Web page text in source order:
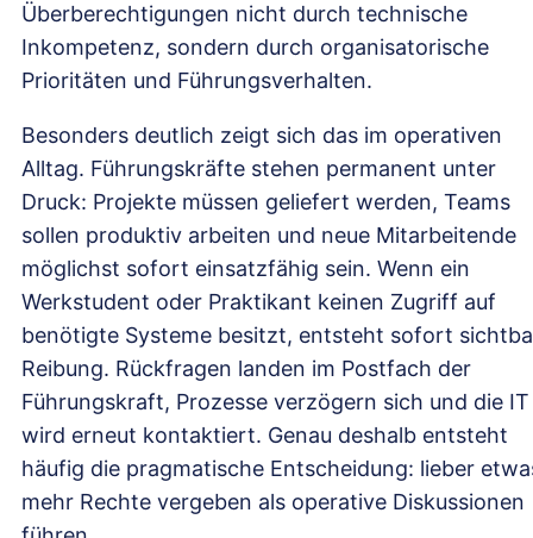
Überberechtigungen nicht durch technische
Inkompetenz, sondern durch organisatorische
Prioritäten und Führungsverhalten.
Besonders deutlich zeigt sich das im operativen
Alltag. Führungskräfte stehen permanent unter
Druck: Projekte müssen geliefert werden, Teams
sollen produktiv arbeiten und neue Mitarbeitende
möglichst sofort einsatzfähig sein. Wenn ein
Werkstudent oder Praktikant keinen Zugriff auf
benötigte Systeme besitzt, entsteht sofort
Reibung. Rückfragen landen im Postfach der
Führungskraft, Prozesse verzögern sich und die IT
wird erneut kontaktiert. Genau deshalb entsteht
häufig die pragmatische Entscheidung: lieber
mehr Rechte vergeben als operative Diskussionen